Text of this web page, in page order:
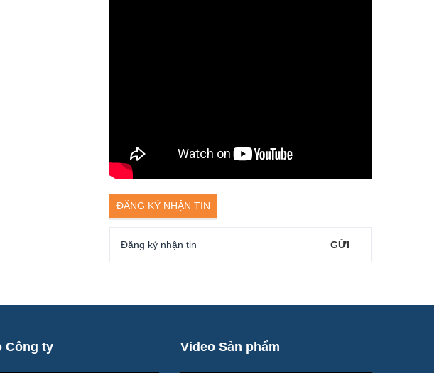
ĐĂNG KÝ NHẬN TIN
Công ty Video Sản phẩm